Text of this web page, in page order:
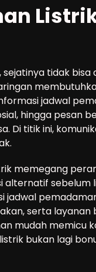
sejatinya tidak bisa
jadwal
hingga pesan
Di titik ini,
memegang
alternatif sebelum
jadwal
serta layanan
mudah memicu
bukan lagi